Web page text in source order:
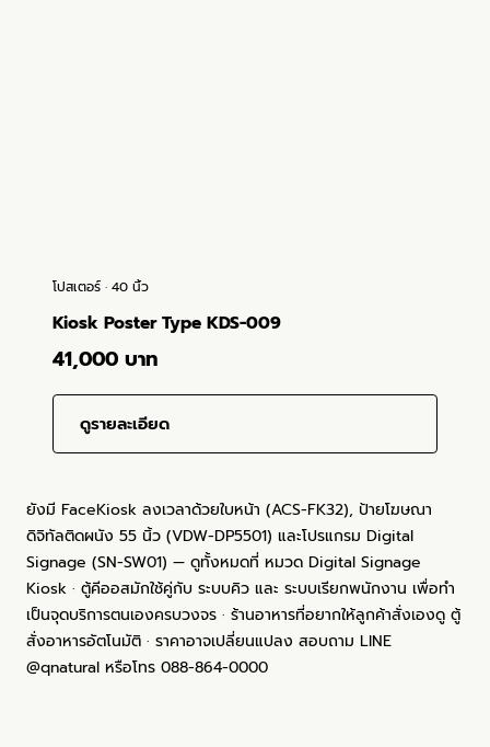
โปสเตอร์ · 40 นิ้ว
Kiosk Poster Type KDS-009
41,000 บาท
ดูรายละเอียด
ยังมี FaceKiosk ลงเวลาด้วยใบหน้า (ACS-FK32), ป้ายโฆษณา
ดิจิทัลติดผนัง 55 นิ้ว (VDW-DP5501) และโปรแกรม Digital
Signage (SN-SW01) — ดูทั้งหมดที่ หมวด Digital Signage
Kiosk · ตู้คีออสมักใช้คู่กับ ระบบคิว และ ระบบเรียกพนักงาน เพื่อทำ
เป็นจุดบริการตนเองครบวงจร · ร้านอาหารที่อยากให้ลูกค้าสั่งเองดู ตู้
สั่งอาหารอัตโนมัติ · ราคาอาจเปลี่ยนแปลง สอบถาม LINE
@qnatural หรือโทร 088-864-0000